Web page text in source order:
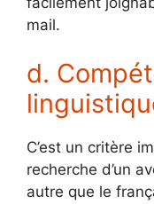
mail.
d.
C’est un critère
recherche d’un
autre que le